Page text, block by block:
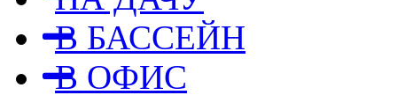
В БАССЕЙН
В ОФИС